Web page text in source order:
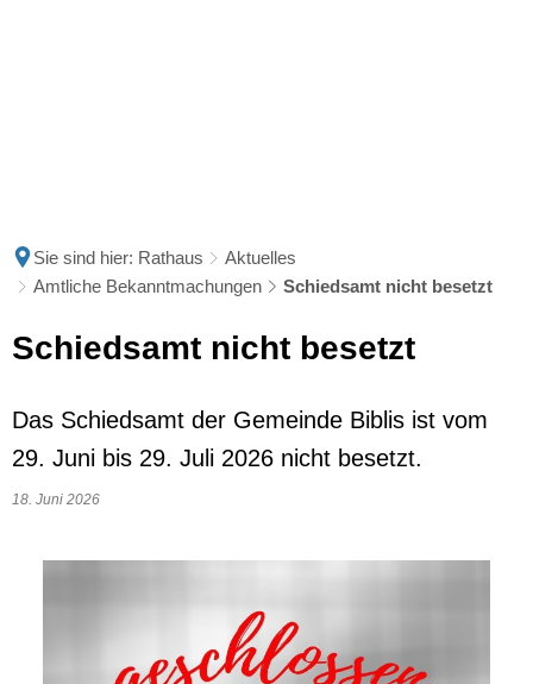
Sie sind hier: Rathaus
Aktuelles
Amtliche Bekanntmachungen
Schiedsamt nicht besetzt
Schiedsamt nicht besetzt
Das Schiedsamt der Gemeinde Biblis ist vom
29. Juni bis 29. Juli 2026 nicht besetzt.
18. Juni 2026